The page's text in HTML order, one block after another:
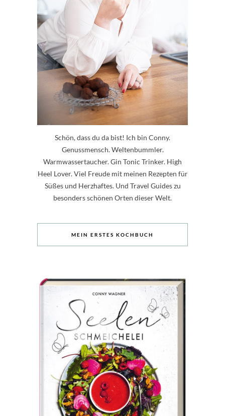
Schön, dass du da bist! Ich bin Conny.
Genussmensch. Weltenbummler.
Warmwassertaucher. Gin Tonic Trinker. High
Heel Lover. Viel Freude mit meinen Rezepten für
Süßes und Herzhaftes. Und Travel Guides zu
besonders schönen Orten dieser Welt.
MEIN ERSTES KOCHBUCH